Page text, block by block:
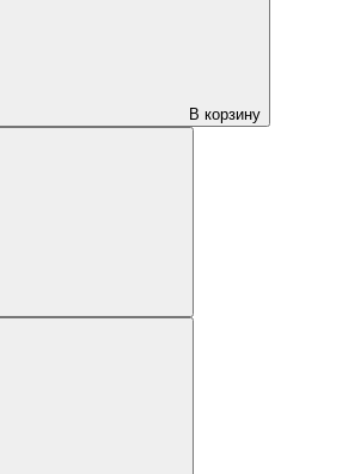
В корзину